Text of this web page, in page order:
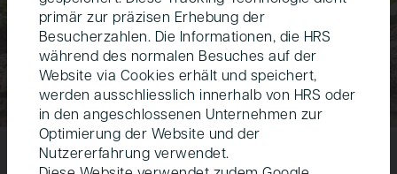
primär zur präzisen Erhebung der
Besucherzahlen. Die Informationen, die HRS
während des normalen Besuches auf der
Website via Cookies erhält und speichert,
werden ausschliesslich innerhalb von HRS oder
in den angeschlossenen Unternehmen zur
Optimierung der Website und der
Nutzererfahrung verwendet.